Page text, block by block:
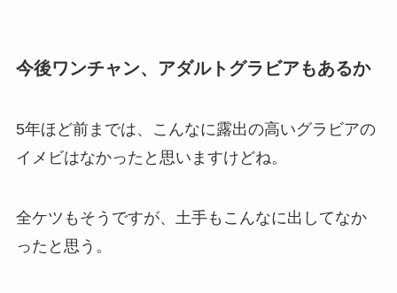
今後ワンチャン、アダルトグラビアもあるか
5年ほど前までは、こんなに露出の高いグラビアの
イメビはなかったと思いますけどね。
全ケツもそうですが、土手もこんなに出してなか
ったと思う。